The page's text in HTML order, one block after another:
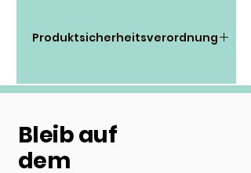
Produktsicherheitsverordnung
Breitscheider Weg 117b
E-Mail: info@annyx.de
Bleib auf
dem